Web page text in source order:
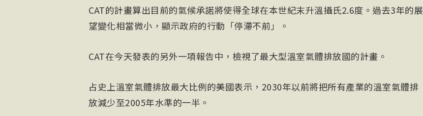
CAT的計畫算出目前的氣候承諾將使得全球在本世紀末升溫攝氏2.6度。過去3年的展
望變化相當微小，顯示政府的行動「停滯不前」。
CAT在今天發表的另外一項報告中，檢視了最大型溫室氣體排放國的計畫。
占史上溫室氣體排放最大比例的美國表示，2030年以前將把所有產業的溫室氣體排
放減少至2005年水準的一半。